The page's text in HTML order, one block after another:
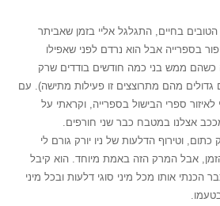
בחיים, התגלגל אליי בזמן שאביתר
בספרייה אבל הוא נרדם לפני שאפילו
כשהם ממש בני כמה חודשים בודדים שרק
גדולים מהם מתרוצצים זו פעילות מתישה). עם
ספרי הבישול בספרייה, וקראתי על
אצלנו במטבח כבר שני חורפים.
וטירוף הדלעות של ניו יורק גורם לי
אבל המרק הזה באמת מיוחד. הוא קיבל
הכנתי אותו מכל מיני סוגי דלעות ובכל מיני